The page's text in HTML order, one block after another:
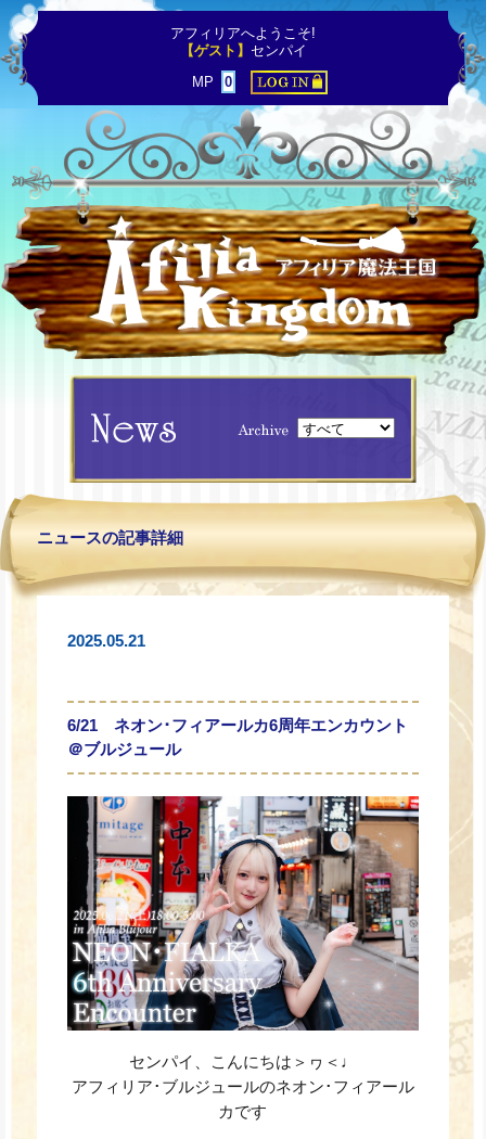
アフィリアへようこそ!
【ゲスト】 センパイ
MP
0
ニュースの記事詳細
2025.05.21
6/21 ネオン･フィアールカ6周年エンカウント
＠ブルジュール
センパイ、こんにちは＞ヮ＜♩
アフィリア･ブルジュールのネオン･フィアール
カです